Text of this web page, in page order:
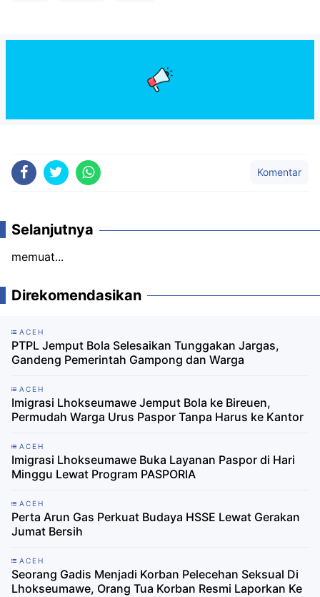
Komentar
Selanjutnya
memuat...
Direkomendasikan
ACEH
PTPL Jemput Bola Selesaikan Tunggakan Jargas,
Gandeng Pemerintah Gampong dan Warga
ACEH
Imigrasi Lhokseumawe Jemput Bola ke Bireuen,
Permudah Warga Urus Paspor Tanpa Harus ke Kantor
ACEH
Imigrasi Lhokseumawe Buka Layanan Paspor di Hari
Minggu Lewat Program PASPORIA
ACEH
Perta Arun Gas Perkuat Budaya HSSE Lewat Gerakan
Jumat Bersih
ACEH
Seorang Gadis Menjadi Korban Pelecehan Seksual Di
Lhokseumawe, Orang Tua Korban Resmi Laporkan Ke